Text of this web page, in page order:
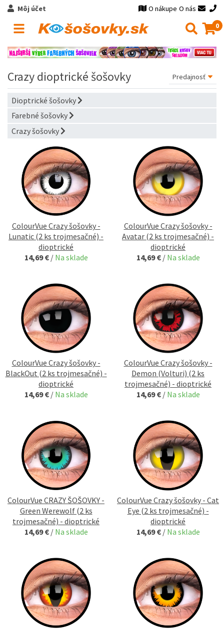
Môj účet O nákupe O nás
0
Crazy dioptrické šošovky
Dioptrické šošovky
Farebné šošovky
Crazy šošovky
ColourVue Crazy šošovky -
Lunatic (2 ks trojmesačné) -
dioptrické
14,69 € / Na sklade
ColourVue Crazy šošovky -
Avatar (2 ks trojmesačné) -
dioptrické
14,69 € / Na sklade
ColourVue Crazy šošovky -
BlackOut (2 ks trojmesačné) -
dioptrické
14,69 € / Na sklade
ColourVue Crazy šošovky -
Demon (Volturi) (2 ks
trojmesačné) - dioptrické
14,69 € / Na sklade
ColourVue CRAZY ŠOŠOVKY -
Green Werewolf (2 ks
trojmesačné) - dioptrické
14,69 € / Na sklade
ColourVue Crazy šošovky - Cat
Eye (2 ks trojmesačné) -
dioptrické
14,69 € / Na sklade